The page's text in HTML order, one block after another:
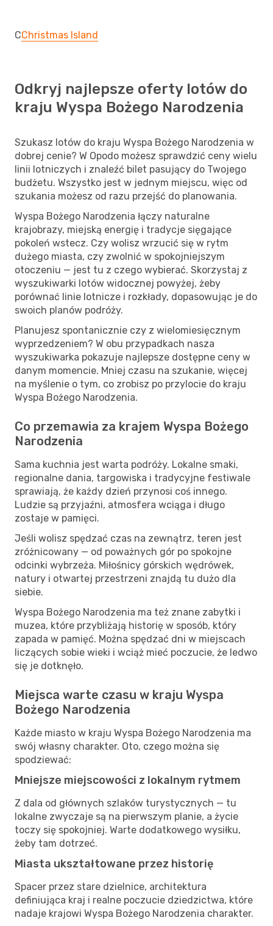
CChristmas Island
Odkryj najlepsze oferty lotów do
kraju Wyspa Bożego Narodzenia
Szukasz lotów do kraju Wyspa Bożego Narodzenia w
dobrej cenie? W Opodo możesz sprawdzić ceny wielu
linii lotniczych i znaleźć bilet pasujący do Twojego
budżetu. Wszystko jest w jednym miejscu, więc od
szukania możesz od razu przejść do planowania.
Wyspa Bożego Narodzenia łączy naturalne
krajobrazy, miejską energię i tradycje sięgające
pokoleń wstecz. Czy wolisz wrzucić się w rytm
dużego miasta, czy zwolnić w spokojniejszym
otoczeniu — jest tu z czego wybierać. Skorzystaj z
wyszukiwarki lotów widocznej powyżej, żeby
porównać linie lotnicze i rozkłady, dopasowując je do
swoich planów podróży.
Planujesz spontanicznie czy z wielomiesięcznym
wyprzedzeniem? W obu przypadkach nasza
wyszukiwarka pokazuje najlepsze dostępne ceny w
danym momencie. Mniej czasu na szukanie, więcej
na myślenie o tym, co zrobisz po przylocie do kraju
Wyspa Bożego Narodzenia.
Co przemawia za krajem Wyspa Bożego
Narodzenia
Sama kuchnia jest warta podróży. Lokalne smaki,
regionalne dania, targowiska i tradycyjne festiwale
sprawiają, że każdy dzień przynosi coś innego.
Ludzie są przyjaźni, atmosfera wciąga i długo
zostaje w pamięci.
Jeśli wolisz spędzać czas na zewnątrz, teren jest
zróżnicowany — od poważnych gór po spokojne
odcinki wybrzeża. Miłośnicy górskich wędrówek,
natury i otwartej przestrzeni znajdą tu dużo dla
siebie.
Wyspa Bożego Narodzenia ma też znane zabytki i
muzea, które przybliżają historię w sposób, który
zapada w pamięć. Można spędzać dni w miejscach
liczących sobie wieki i wciąż mieć poczucie, że ledwo
się je dotknęło.
Miejsca warte czasu w kraju Wyspa
Bożego Narodzenia
Każde miasto w kraju Wyspa Bożego Narodzenia ma
swój własny charakter. Oto, czego można się
spodziewać:
Mniejsze miejscowości z lokalnym rytmem
Z dala od głównych szlaków turystycznych — tu
lokalne zwyczaje są na pierwszym planie, a życie
toczy się spokojniej. Warte dodatkowego wysiłku,
żeby tam dotrzeć.
Miasta ukształtowane przez historię
Spacer przez stare dzielnice, architektura
definiująca kraj i realne poczucie dziedzictwa, które
nadaje krajowi Wyspa Bożego Narodzenia charakter.